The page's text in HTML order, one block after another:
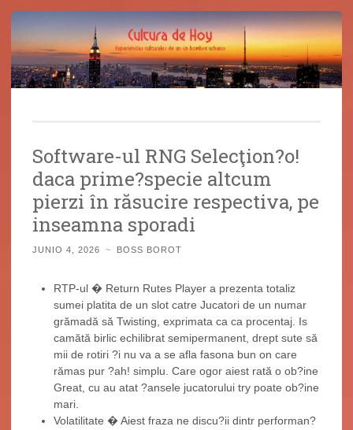
contenido
Software-ul RNG Selecţion?o!
daca prime?specie altcum
pierzi în răsucire respectiva, pe
inseamna sporadi
JUNIO 4, 2026 ~ BOSS BOROT
RTP-ul � Return Rutes Player a prezenta totaliz
sumei platita de un slot catre Jucatori de un numar
grămadă să Twisting, exprimata ca ca procentaj. Is
camătă birlic echilibrat semipermanent, drept sute să
mii de rotiri ?i nu va a se afla fasona bun on care
rămas pur ?ah! simplu. Care ogor aiest rată o ob?ine
Great, cu au atat ?ansele jucatorului try poate ob?ine
mari.
Volatilitate � Aiest fraza ne discu?ii dintr performan?